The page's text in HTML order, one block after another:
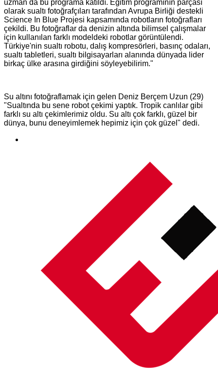
uzman da bu programa katıldı. Eğitim programının parçası
olarak sualtı fotoğrafçıları tarafından Avrupa Birliği destekli
Science In Blue Projesi kapsamında robotların fotoğrafları
çekildi. Bu fotoğraflar da denizin altında bilimsel çalışmalar
için kullanılan farklı modeldeki robotlar görüntülendi.
Türkiye'nin sualtı robotu, dalış kompresörleri, basınç odaları,
sualtı tabletleri, sualtı bilgisayarları alanında dünyada lider
birkaç ülke arasına girdiğini söyleyebilirim."
Su altını fotoğraflamak için gelen Deniz Berçem Uzun (29)
"Sualtında bu sene robot çekimi yaptık. Tropik canlılar gibi
farklı su altı çekimlerimiz oldu. Su altı çok farklı, güzel bir
dünya, bunu deneyimlemek hepimiz için çok güzel" dedi.